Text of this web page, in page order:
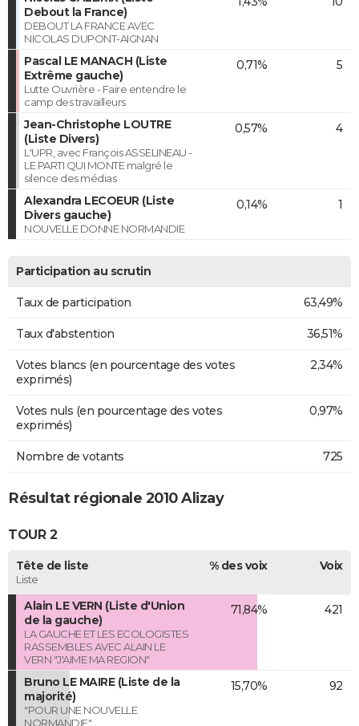
Debout la France)
DEBOUT LA FRANCE AVEC
NICOLAS DUPONT-AIGNAN
Pascal LE MANACH (Liste
Extrême gauche)
Lutte Ouvrière - Faire entendre le
camp des travailleurs
0,71% 5
Jean-Christophe LOUTRE
(Liste Divers)
L'UPR, avec François ASSELINEAU -
LE PARTI QUI MONTE malgré le
silence des médias
0,57% 4
Alexandra LECOEUR (Liste
Divers gauche)
NOUVELLE DONNE NORMANDIE
0,14% 1
Participation au scrutin
Taux de participation 63,49%
Taux d'abstention 36,51%
Votes blancs (en pourcentage des votes
exprimés)
2,34%
Votes nuls (en pourcentage des votes
exprimés)
0,97%
Nombre de votants 725
Résultat régionale 2010 Alizay
TOUR 2
Tête de liste
Liste
% des voix Voix
Alain LE VERN (Liste d'Union
de la gauche)
LA GAUCHE ET LES ECOLOGISTES
RASSEMBLES AVEC ALAIN LE
VERN "J'AIME MA REGION"
71,84% 421
Bruno LE MAIRE (Liste de la
majorité)
"POUR UNE NOUVELLE
NORMANDIE"
15,70% 92